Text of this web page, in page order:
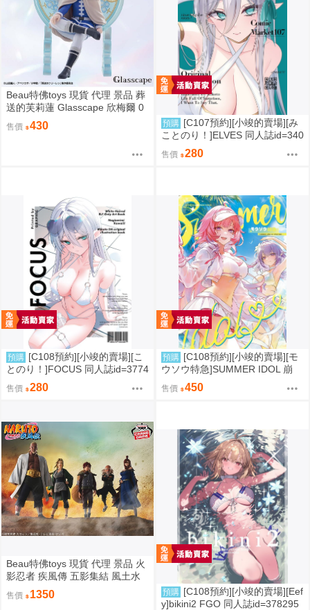
Beau特佛toys 現貨 代理 景品 葬
送的芙莉蓮 Glasscape 欣梅爾 0
售價 430 預購 [C107預約][小竣的賣場][み
ことのり！]ELVES 同人誌id=340
售價 280
預購 [C108預約][小竣的賣場][こ
とのり！]FOCUS 同人誌id=3774
售價 280
預購 [C108預約][小竣的賣場][モ
ウソウ特急]SUMMER IDOL 崩
壞：星穹鐵道 同人誌id=3758363
售價 450
Beau特佛toys 現貨 代理 景品 火
影忍者 疾風傳 五影集結 風土水
影 我愛羅 大野木 照美冥 0302
售價 1350 預購 [C108預約][小竣的賣場][Eef
y]bikini2 FGO 同人誌id=378295